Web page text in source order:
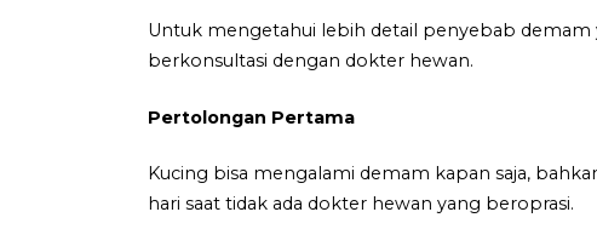
Untuk mengetahui lebih detail penyebab
berkonsultasi dengan dokter hewan.
Pertolongan Pertama
Kucing bisa mengalami demam kapan saja,
hari saat tidak ada dokter hewan yang beroprasi.